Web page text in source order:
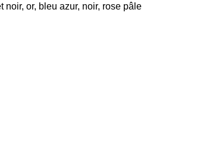
noir, or, bleu azur, noir, rose pâle